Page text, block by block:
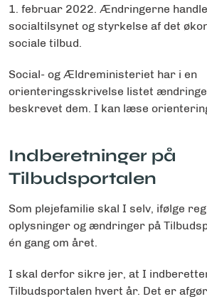
1. februar 2022. Ændringerne
socialtilsynet og styrkelse af det
sociale tilbud.
Social- og Ældreministeriet har i en
orienteringsskrivelse listet
beskrevet dem. I kan læse
Indberetninger på
Tilbudsportalen
Som plejefamilie skal I selv, ifølge
oplysninger og ændringer på
én gang om året.
I skal derfor sikre jer, at I
Tilbudsportalen hvert år. Det er